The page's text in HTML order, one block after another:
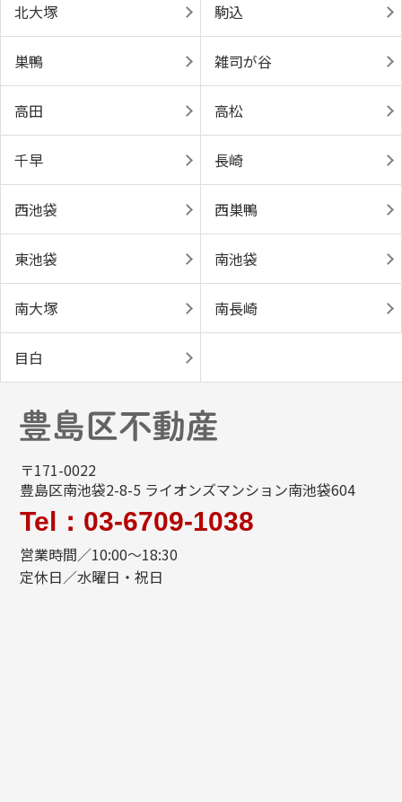
北大塚 駒込
巣鴨 雑司が谷
高田 高松
千早 長崎
西池袋 西巣鴨
東池袋 南池袋
南大塚 南長崎
目白
〒171-0022
豊島区南池袋2-8-5 ライオンズマンション南池袋604
Tel：03-6709-1038
営業時間／10:00～18:30
定休日／水曜日・祝日